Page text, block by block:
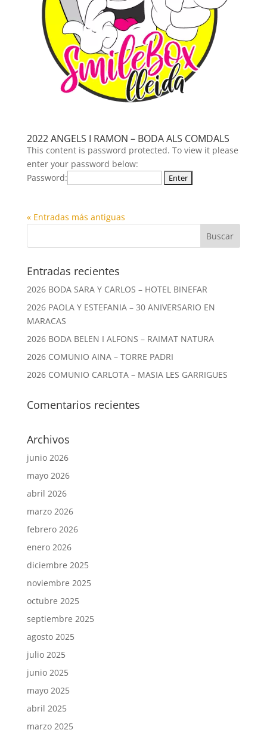
2022 ANGELS I RAMON – BODA ALS COMDALS
This content is password protected. To view it please
enter your password below:
Password:
« Entradas más antiguas
Entradas recientes
2026 BODA SARA Y CARLOS – HOTEL BINEFAR
2026 PAOLA Y ESTEFANIA – 30 ANIVERSARIO EN
MARACAS
2026 BODA BELEN I ALFONS – RAIMAT NATURA
2026 COMUNIO AINA – TORRE PADRI
2026 COMUNIO CARLOTA – MASIA LES GARRIGUES
Comentarios recientes
Archivos
junio 2026
mayo 2026
abril 2026
marzo 2026
febrero 2026
enero 2026
diciembre 2025
noviembre 2025
octubre 2025
septiembre 2025
agosto 2025
julio 2025
junio 2025
mayo 2025
abril 2025
marzo 2025